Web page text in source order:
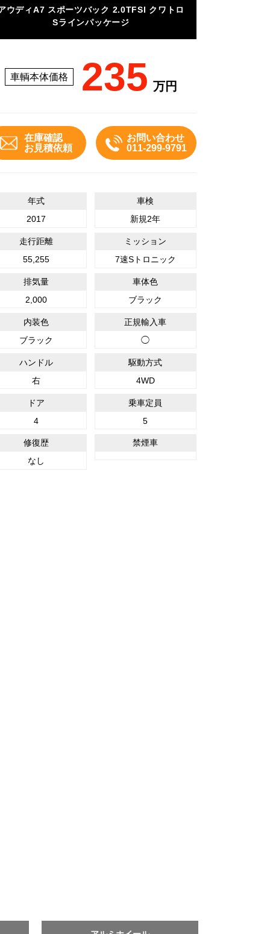
ウディA7 スポーツバック 2.0TFSI クワトロ
Sラインパッケージ
車輌本体価格 235 万円
在庫確認
お見積依頼
お問い合わせ
011-299-9791
年式
2017
車検
新規2年
走行距離
55,255
ミッション
7速Sトロニック
排気量
2,000
車体色
ブラック
内装色
ブラック
正規輸入車
◯
ハンドル
右
駆動方式
4WD
ドア
4
乗車定員
5
修復歴
なし
禁煙車